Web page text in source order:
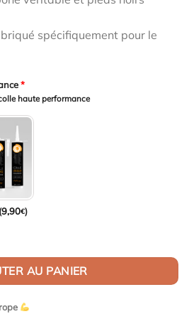
1745,03€.
spécifiquement pour le
*
haute performance
9,90€)
cygne V2 pour Mercedes-Benz
AU PANIER